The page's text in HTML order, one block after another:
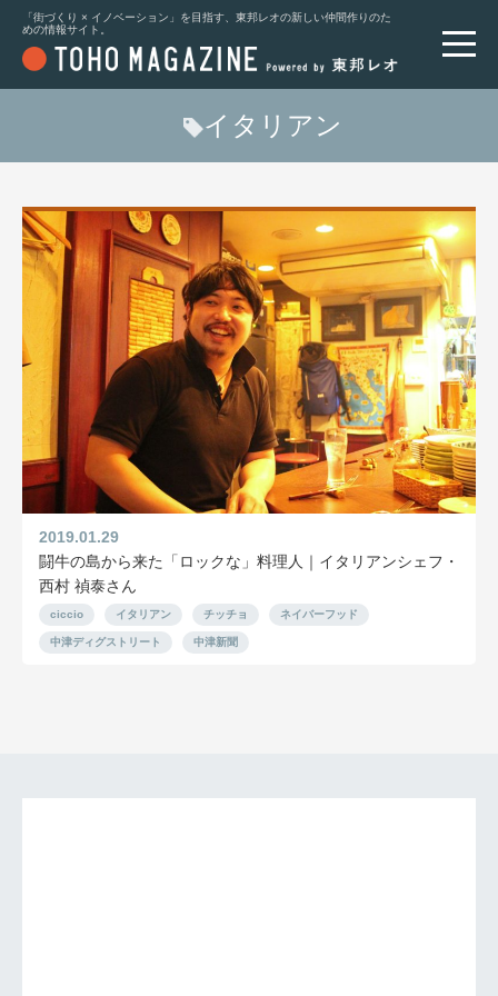
「街づくり × イノベーション」を目指す、東邦レオの新しい仲間作りのた
めの情報サイト。
イタリアン
2019.01.29
闘牛の島から来た「ロックな」料理人｜イタリアンシェフ・
西村 禎泰さん
ciccio イタリアン チッチョ ネイバーフッド
中津ディグストリート 中津新聞